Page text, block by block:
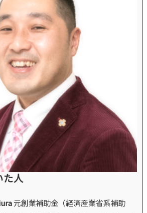
た人
元創業補助金（経済産業省系補助